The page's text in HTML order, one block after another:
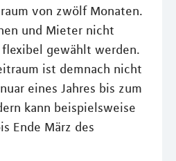
von zwölf Monaten.
und Mieter nicht
gewählt werden.
ist demnach nicht
eines Jahres bis zum
kann beispielsweise
Ende März des